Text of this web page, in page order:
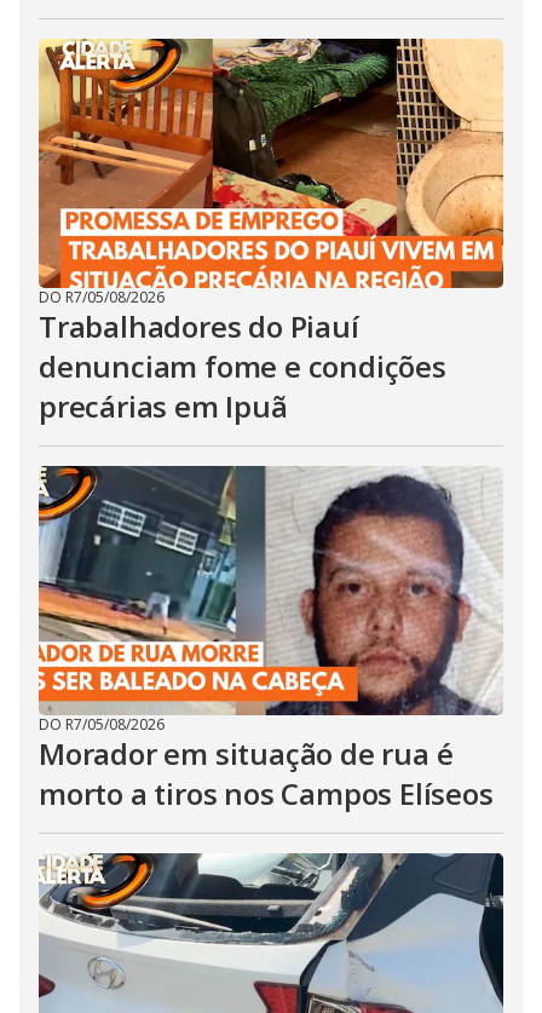
DO R7/05/08/2026
Trabalhadores do Piauí
denunciam fome e condições
precárias em Ipuã
DO R7/05/08/2026
Morador em situação de rua é
morto a tiros nos Campos Elíseos